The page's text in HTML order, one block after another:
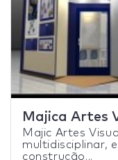
Majica Artes
Majic Artes
multidisciplinar,
construção...